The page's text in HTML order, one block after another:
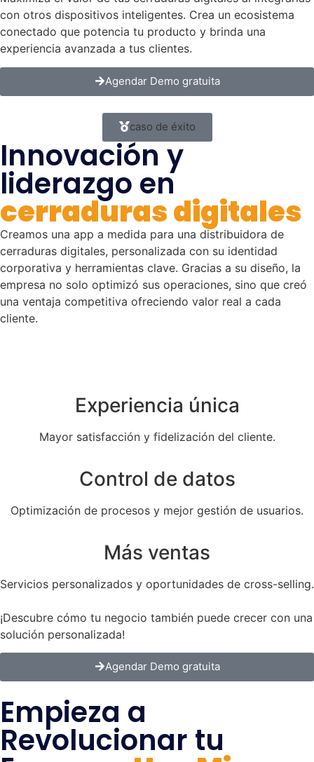
con otros dispositivos inteligentes. Crea un ecosistema
conectado que potencia tu producto y brinda una
experiencia avanzada a tus clientes.
Agendar Demo gratuita
caso de éxito
Innovación y
liderazgo en
cerraduras digitales
Creamos una app a medida para una distribuidora de
cerraduras digitales, personalizada con su identidad
corporativa y herramientas clave. Gracias a su diseño, la
empresa no solo optimizó sus operaciones, sino que creó
una ventaja competitiva ofreciendo valor real a cada
cliente.
Experiencia única
Mayor satisfacción y fidelización del cliente.
Control de datos
Optimización de procesos y mejor gestión de usuarios.
Más ventas
Servicios personalizados y oportunidades de cross-selling.
¡Descubre cómo tu negocio también puede crecer con una
solución personalizada!
Agendar Demo gratuita
Empieza a
Revolucionar tu